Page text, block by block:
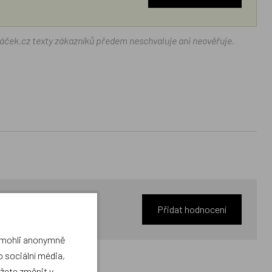
texty zákazníků předem neschvaluje ani neověřuje.
Přidat hodnocení
anonymně
sociální média,